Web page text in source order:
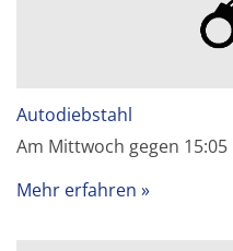
Autodiebstahl
Am Mittwoch gegen
Mehr erfahren